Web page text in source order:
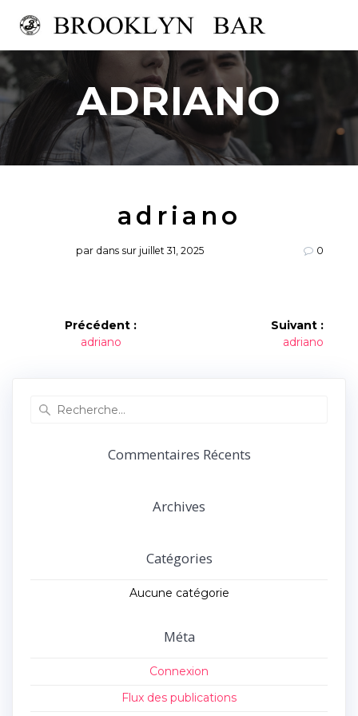
au
ADRIANO
adriano
par dans sur juillet 31, 2025 0
Navigation
Précédent :
Article
adriano
Suivant :
Article
adriano
Commentaires Récents
Archives
Catégories
Aucune catégorie
Méta
Connexion
Flux des publications